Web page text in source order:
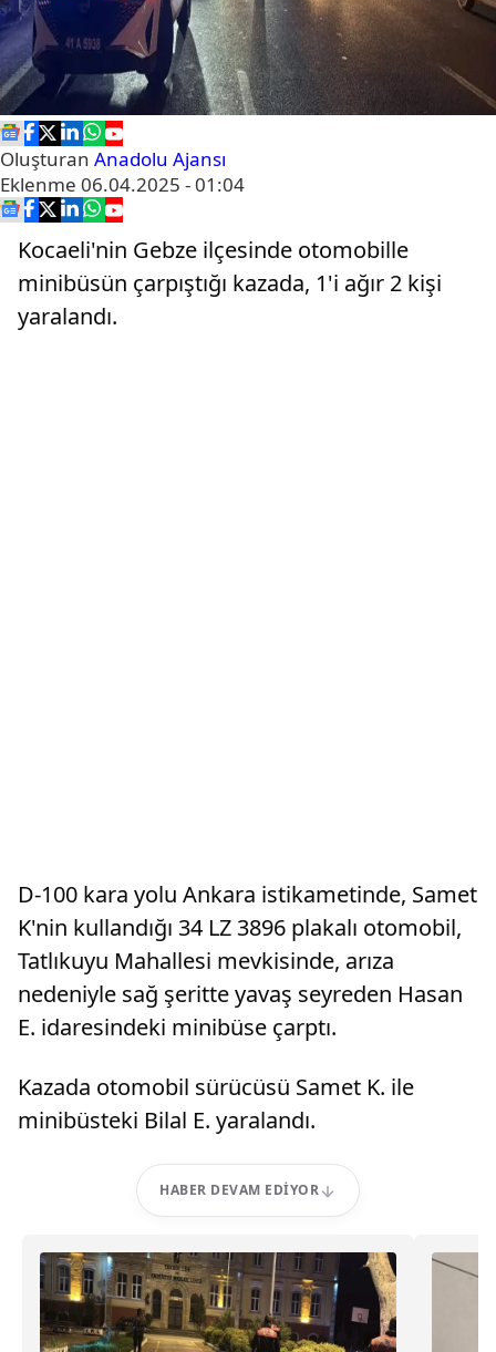
Oluşturan Anadolu Ajansı
Eklenme 06.04.2025 - 01:04
Kocaeli'nin Gebze ilçesinde otomobille
minibüsün çarpıştığı kazada, 1'i ağır 2 kişi
yaralandı.
D-100 kara yolu Ankara istikametinde, Samet
K'nin kullandığı 34 LZ 3896 plakalı otomobil,
Tatlıkuyu Mahallesi mevkisinde, arıza
nedeniyle sağ şeritte yavaş seyreden Hasan
E. idaresindeki minibüse çarptı.
Kazada otomobil sürücüsü Samet K. ile
minibüsteki Bilal E. yaralandı.
HABER DEVAM EDIYOR